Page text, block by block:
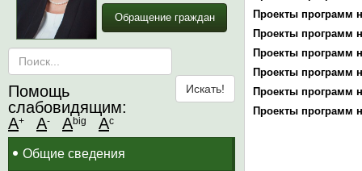
Обращение граждан
Помощь
слабовидящим:
A+ A- Abig Ac
Общие сведения
Проекты программ
Проекты программ
Проекты программ
Проекты программ
Проекты программ
Проекты программ